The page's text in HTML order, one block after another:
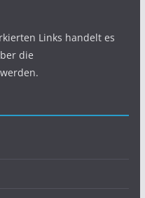
Links handelt es
die